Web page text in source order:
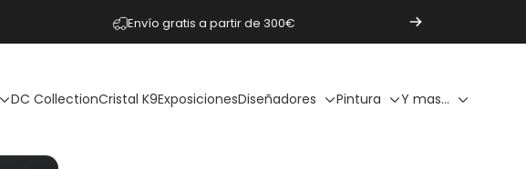
Envío gratis a partir de 300€
DC CollectionCristal K9ExposicionesDiseñadores Pintura Y mas...